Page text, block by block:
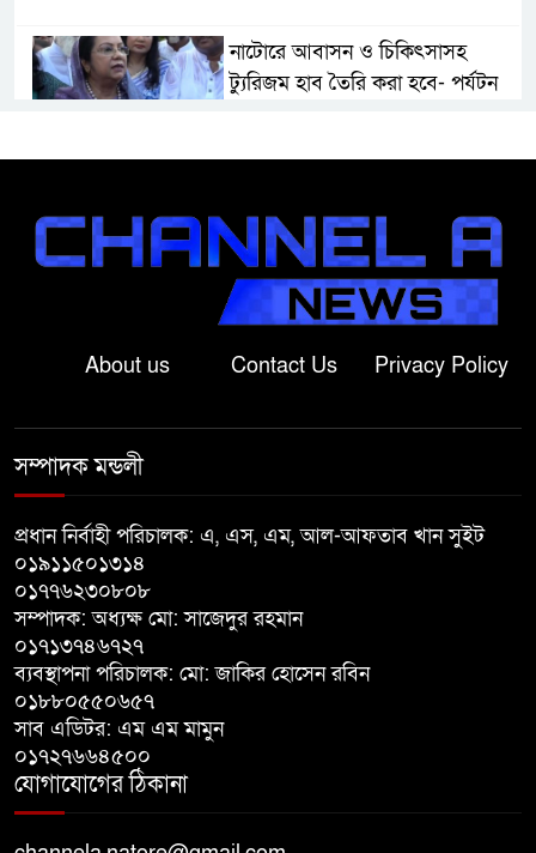
নাটোরে আবাসন ও চিকিৎসাসহ
ট্যুরিজম হাব তৈরি করা হবে- পর্যটন
ধ্বংস, ইউপি চেয়ারম্যানের উপস্থিতিতে
আটক ব্যক্তিকে শাস্তি
শ্রীবরদীতে বৃদ্ধের ম’রদে’হ উদ্ধার,
পরিবারের দাবি ‘হ//ত্যা’
চাঁদাবাজির অভিযোগ, বাগাতিপাড়ার
ঐক্যজোটের বিক্ষোভ, প্রধানমন্ত্রীর
About us Contact Us Privacy Policy
সম্পাদক মন্ডলী
প্রধান নির্বাহী পরিচালক: এ, এস, এম, আল-আফতাব খান সুইট
০১৯১১৫০১৩১৪
০১৭৭৬২৩০৮০৮
সম্পাদক: অধ্যক্ষ মো: সাজেদুর রহমান
০১৭১৩৭৪৬৭২৭
ব্যবস্থাপনা পরিচালক: মো: জাকির হোসেন রবিন
০১৮৮০৫৫০৬৫৭
সাব এডিটর: এম এম মামুন
০১৭২৭৬৬৪৫০০
যোগাযোগের ঠিকানা